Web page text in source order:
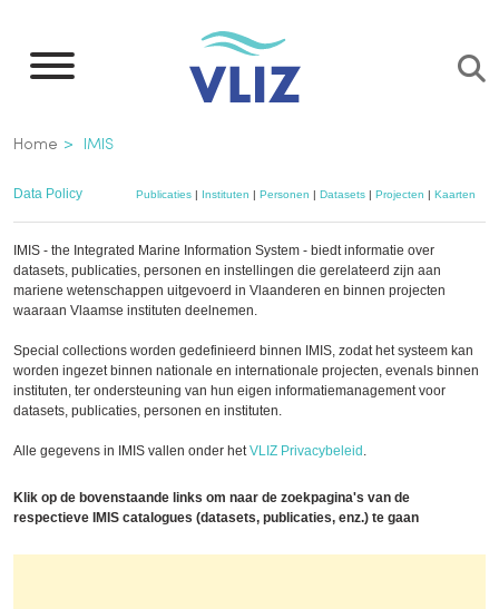
naar
inhoud
gaan
Kruimelpad
Home IMIS
Data Policy Publicaties| Instituten | Personen | Datasets| Projecten | Kaarten
IMIS - the Integrated Marine Information System - biedt informatie over
datasets, publicaties, personen en instellingen die gerelateerd zijn aan
mariene wetenschappen uitgevoerd in Vlaanderen en binnen projecten
waaraan Vlaamse instituten deelnemen.
Special collections worden gedefinieerd binnen IMIS, zodat het systeem kan
worden ingezet binnen nationale en internationale projecten, evenals binnen
instituten, ter ondersteuning van hun eigen informatiemanagement voor
datasets, publicaties, personen en instituten.
Alle gegevens in IMIS vallen onder hetVLIZ Privacybeleid .
Klik op de bovenstaande links om naar de zoekpagina's van de
respectieve IMIS catalogues (datasets, publicaties, enz.) te gaan